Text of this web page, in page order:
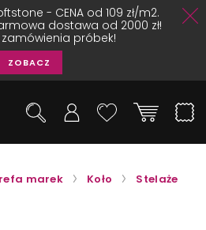
- CENA od 109 zł/m2.
dostawa od 2000 zł!
zamówienia próbek!
ZOBACZ
marek Koło
Stelaże